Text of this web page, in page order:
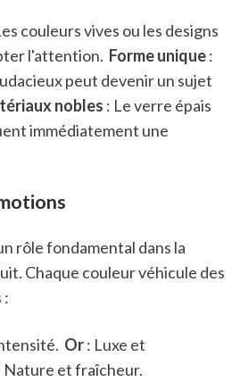
couleurs vives ou les designs
l'attention. Forme unique :
peut devenir un sujet
nobles : Le verre épais
immédiatement une
Chaque couleur véhicule des
:
Or : Luxe et
Nature et fraîcheur.